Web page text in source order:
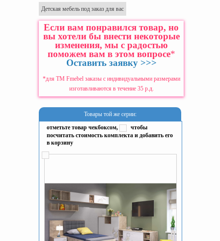
Детская мебель под заказ для вас
Если вам понравился товар, но
вы хотели бы внести некоторые
изменения, мы с радостью
поможем вам в этом вопросе*
Оставить заявку >>>
*для ТМ Fmebel заказы с индивидуальными размерами
изготавливаются в течение 35 р.д.
Товары той же серии:
отметьте товар чекбоксом,
чтобы
посчитать стоимость комплекта и добавить его
в корзину